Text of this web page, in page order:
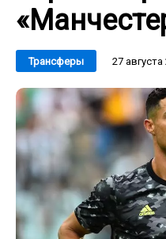
Трансферы 27 августа